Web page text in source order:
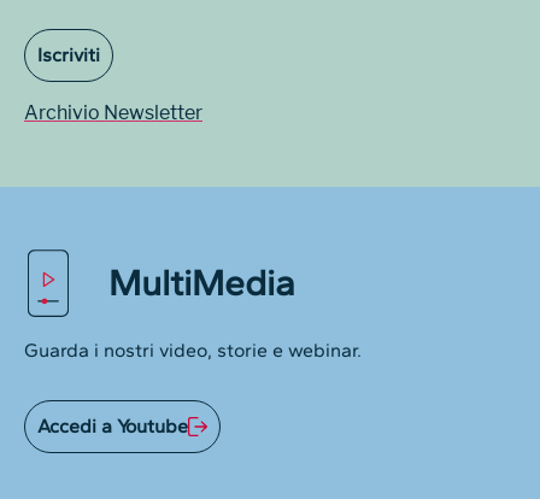
Iscriviti
Archivio Newsletter
MultiMedia
Guarda i nostri video, storie e webinar.
Accedi a Youtube